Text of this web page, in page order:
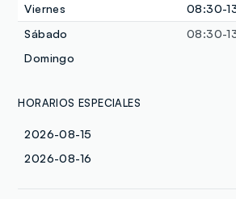
Viernes
08:30-
Sábado
08:30-
Domingo
HORARIOS ESPECIALES
2026-08-15
2026-08-16